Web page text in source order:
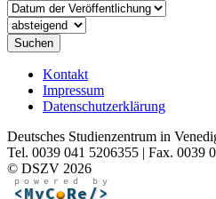
Suchen
Kontakt
Impressum
Datenschutzerklärung
Deutsches Studienzentrum in
Tel. 0039 041 5206355 | Fax. 0039
© DSZV 2026